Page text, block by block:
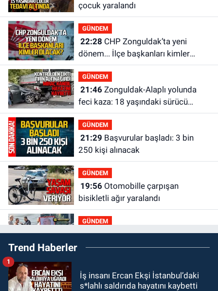
çocuk yaralandı
GÜNDEM
22:28
dönem... İlçe başkanları kimler
olacak?
GÜNDEM
21:46Zonguldak-Alaplı yolunda
feci kaza: 18 yaşındaki sürücü
hayatını kaybetti
GÜNDEM
21:29
250 kişi alınacak
GÜNDEM
19:56Otomobille çarpışan
bisikletli ağır yaralandı
GÜNDEM
19:46Cumhurbaşkanı Erdoğan’ın
fotoğrafını söküp indirdi
18:48
Trend Haberler
İş insanı Ercan Ekşi İstanbul’daki
s*lahlı saldırıda hayatını kaybetti
1